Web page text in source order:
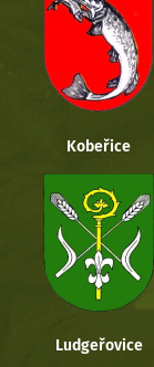
Kobeřice
Ludgeřovice